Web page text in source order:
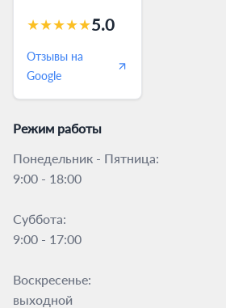
★★★★★5.0
Отзывы на
Google
Режим работы
Понедельник - Пятница:
9:00 - 18:00
Суббота:
9:00 - 17:00
Воскресенье:
выходной